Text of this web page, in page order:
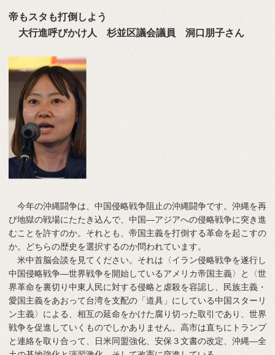
帝もスタも打倒しよう
大行進呼びかけ人 杉並区議会議員 洞口朋子さん
今年の沖縄闘争は、中国侵略戦争阻止の沖縄闘争です。沖縄を再
び地獄の戦場にたたき込んで、中国―アジアへの侵略戦争に突き進
むことを許すのか。それとも、帝国主義を打倒する革命を起こすの
か。どちらの歴史を選択するのか問われています。
米中首脳会談を見てください。それは〈イラン侵略戦争を遂行し
中国侵略戦争―世界戦争を開始しているアメリカ帝国主義〉と〈世
界革命を裏切り中東人民に対する侵略と虐殺を容認し、民族主義・
愛国主義をあおって台湾を支配の「道具」にしている中国スターリ
ン主義〉による、相互の延命をかけた腐り切った取引であり、世界
戦争を促進していくものでしかありません。高市は直ちにトランプ
と連絡を取り合って、日米同盟強化、安保３文書の改定、沖縄―全